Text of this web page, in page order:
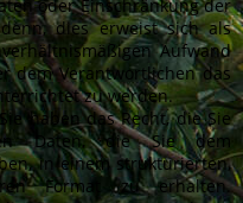
oder Einschränkung der
dies erweist sich als
Aufwand
dem Verantwortlichen das
zu werden.
Sie haben das Recht, die Sie
Daten, die Sie dem
in einem strukturierten,
Format zu erhalten.